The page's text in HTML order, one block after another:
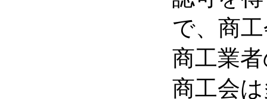
で、商
商工業
商工会